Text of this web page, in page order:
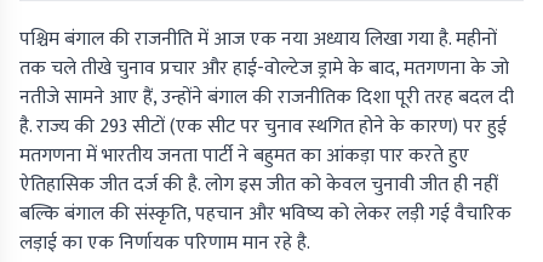
पश्चिम बंगाल की राजनीति में आज एक नया अध्याय लिखा गया है. महीनों
तक चले तीखे चुनाव प्रचार और हाई-वोल्टेज ड्रामे के बाद, मतगणना के जो
नतीजे सामने आए हैं, उन्होंने बंगाल की राजनीतिक दिशा पूरी तरह बदल दी
है. राज्य की 293 सीटों (एक सीट पर चुनाव स्थगित होने के कारण) पर हुई
मतगणना में भारतीय जनता पार्टी ने बहुमत का आंकड़ा पार करते हुए
ऐतिहासिक जीत दर्ज की है. लोग इस जीत को केवल चुनावी जीत ही नहीं
बल्कि बंगाल की संस्कृति, पहचान और भविष्य को लेकर लड़ी गई वैचारिक
लड़ाई का एक निर्णायक परिणाम मान रहे है.